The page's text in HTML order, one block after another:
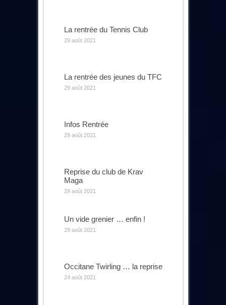
La rentrée du Tennis Club
29 août 2021
La rentrée des jeunes du TFC
29 août 2021
Infos Rentrée
29 août 2021
Reprise du club de Krav
Maga
29 août 2021
Un vide grenier … enfin !
29 août 2021
Occitane Twirling … la reprise
24 août 2021